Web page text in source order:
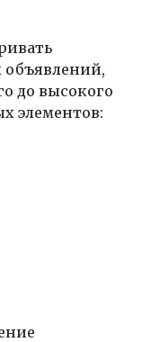
до высокого
элементов: